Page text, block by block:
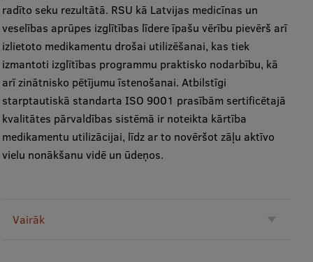
radīto seku rezultātā. RSU kā Latvijas medicīnas un
veselības aprūpes izglītības līdere īpašu vērību pievērš arī
izlietoto medikamentu drošai utilizēšanai, kas tiek
izmantoti izglītības programmu praktisko nodarbību, kā
arī zinātnisko pētījumu īstenošanai. Atbilstīgi
starptautiskā standarta ISO 9001 prasībām sertificētajā
kvalitātes pārvaldības sistēmā ir noteikta kārtība
medikamentu utilizācijai, līdz ar to novēršot zāļu aktīvo
vielu nonākšanu vidē un ūdeņos.
Vairāk